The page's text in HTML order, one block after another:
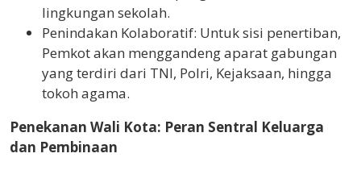
lingkungan sekolah.
Penindakan Kolaboratif: Untuk sisi penertiban,
Pemkot akan menggandeng aparat gabungan
yang terdiri dari TNI, Polri, Kejaksaan, hingga
tokoh agama.
Penekanan Wali Kota: Peran Sentral Keluarga
dan Pembinaan